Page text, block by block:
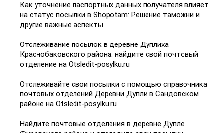
Как уточнение паспортных данных получателя влияет
на статус посылки в Shopotam: Решение таможни и
другие важные аспекты
Отслеживание посылок в деревне Дуплиха
Краснобаковского района: найдите свой почтовый
отделение на Otsledit-posylku.ru
Отслеживайте свои посылки с помощью справочника
почтовых отделений Деревни Дупли в Сандовском
районе на Otsledit-posylku.ru
Найдите почтовые отделения в деревне Дупле